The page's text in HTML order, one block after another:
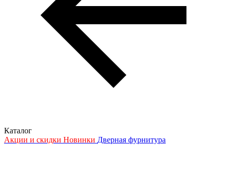
Каталог
Акции и скидки Новинки Дверная фурнитура